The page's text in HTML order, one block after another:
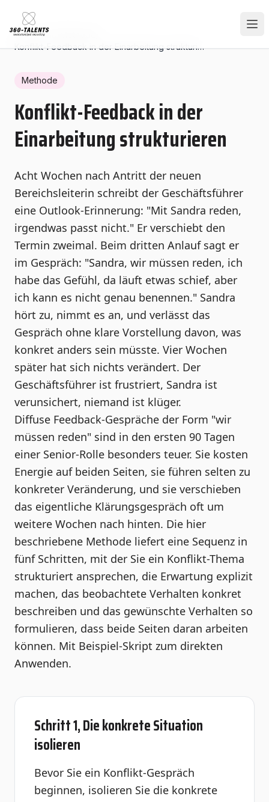
Home/Hub
Konflikt-Feedback in der Einarbeitung strukturieren
Methode
Konflikt-Feedback in der
Einarbeitung strukturieren
Acht Wochen nach Antritt der neuen
Bereichsleiterin schreibt der Geschäftsführer
eine Outlook-Erinnerung: "Mit Sandra reden,
irgendwas passt nicht." Er verschiebt den
Termin zweimal. Beim dritten Anlauf sagt er
im Gespräch: "Sandra, wir müssen reden, ich
habe das Gefühl, da läuft etwas schief, aber
ich kann es nicht genau benennen." Sandra
hört zu, nimmt es an, und verlässt das
Gespräch ohne klare Vorstellung davon, was
konkret anders sein müsste. Vier Wochen
später hat sich nichts verändert. Der
Geschäftsführer ist frustriert, Sandra ist
verunsichert, niemand ist klüger.
Diffuse Feedback-Gespräche der Form "wir
müssen reden" sind in den ersten 90 Tagen
einer Senior-Rolle besonders teuer. Sie kosten
Energie auf beiden Seiten, sie führen selten zu
konkreter Veränderung, und sie verschieben
das eigentliche Klärungsgespräch oft um
weitere Wochen nach hinten. Die hier
beschriebene Methode liefert eine Sequenz in
fünf Schritten, mit der Sie ein Konflikt-Thema
strukturiert ansprechen, die Erwartung explizit
machen, das beobachtete Verhalten konkret
beschreiben und das gewünschte Verhalten so
formulieren, dass beide Seiten daran arbeiten
können. Mit Beispiel-Skript zum direkten
Anwenden.
Schritt 1, Die konkrete Situation
isolieren
Bevor Sie ein Konflikt-Gespräch
beginnen, isolieren Sie die konkrete